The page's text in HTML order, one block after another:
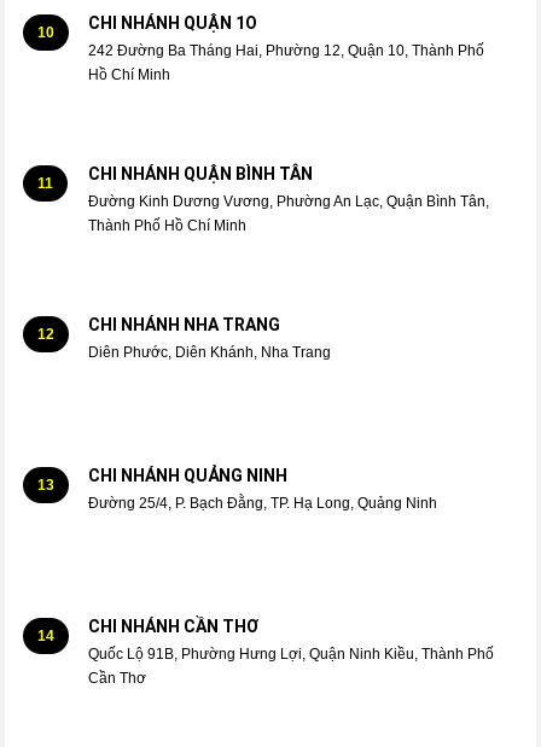
10 CHI NHÁNH QUẬN 1O
242 Đường Ba Tháng Hai, Phường 12, Quận 10, Thành Phố
Hồ Chí Minh
11 CHI NHÁNH QUẬN BÌNH TÂN
Đường Kinh Dương Vương, Phường An Lạc, Quận Bình Tân,
Thành Phố Hồ Chí Minh
12 CHI NHÁNH NHA TRANG
Diên Phước, Diên Khánh, Nha Trang
13 CHI NHÁNH QUẢNG NINH
Đường 25/4, P. Bạch Đằng, TP. Hạ Long, Quảng Ninh
14 CHI NHÁNH CẦN THƠ
Quốc Lộ 91B, Phường Hưng Lợi, Quận Ninh Kiều, Thành Phố
Cần Thơ